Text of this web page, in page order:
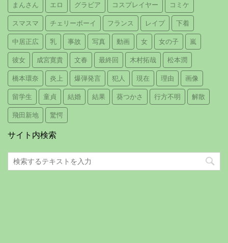
まんさん エロ グラビア コスプレイヤー コミケ
スマスマ チェリーボーイ フランス レイプ 下着
中居正広 乳 事故 写真 動画 女 女の子 嵐
彼女 成宮寛貴 文春 最終回 木村拓哉 松本潤
橋本環奈 炎上 爆弾発言 犯人 現在 理由 画像
留学生 童貞 結婚 結果 葵つかさ 行方不明 解散
飛田新地 驚愕
サイト内検索